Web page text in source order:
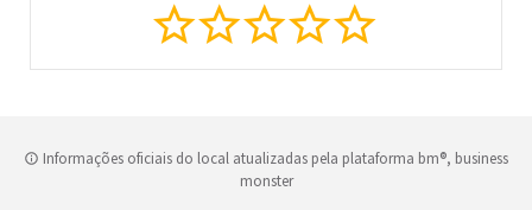
Informações oficiais do local atualizadas pela plataforma bm®, business
monster